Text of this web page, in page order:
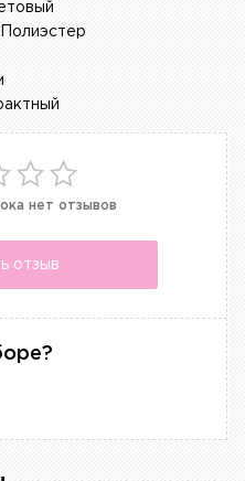
Полиэстер
нет отзывов
отзыв